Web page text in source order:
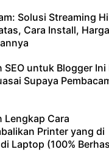
Solusi Streaming
Cara Install,
SEO untuk Blogger Ini
Supaya
Lengkap Cara
Printer yang di
Laptop (100%